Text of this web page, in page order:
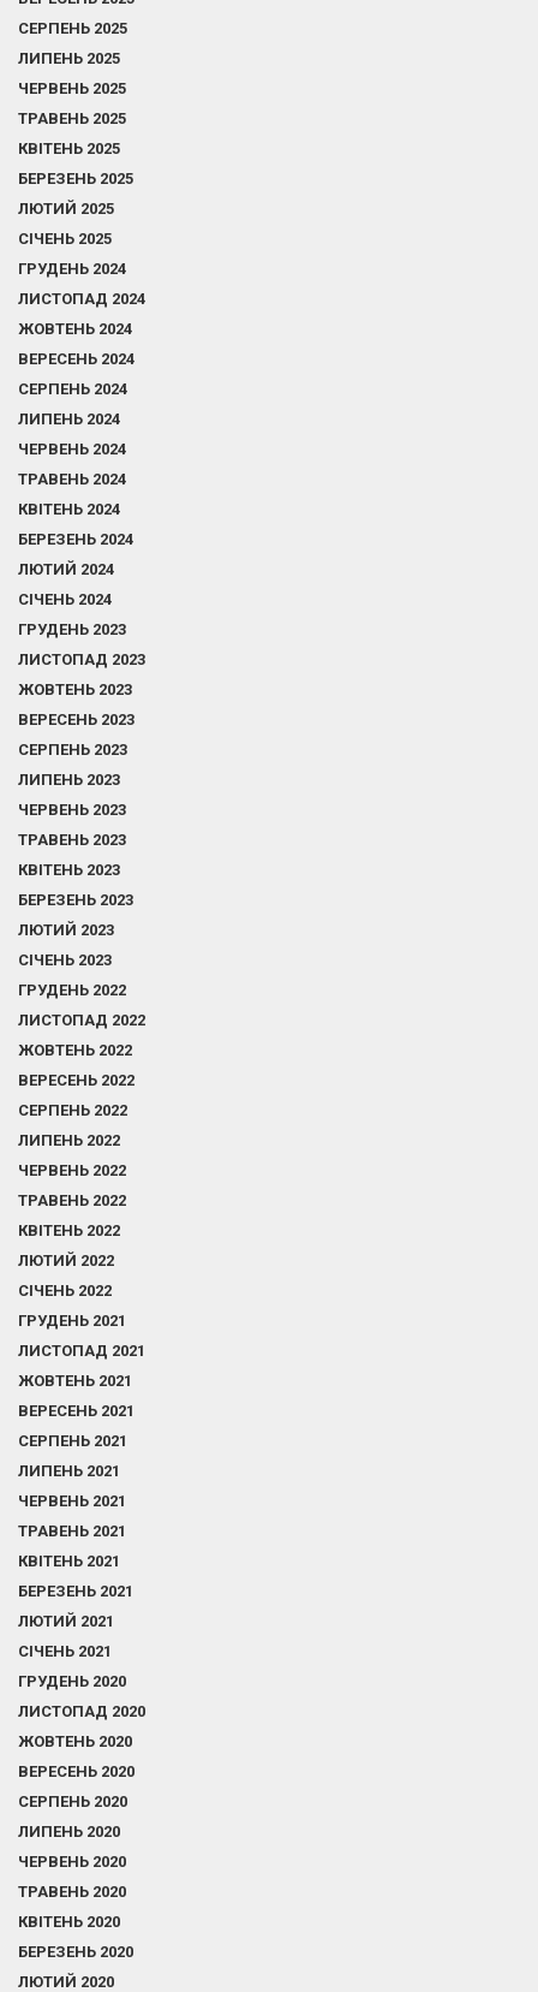
СЕРПЕНЬ 2025
ЛИПЕНЬ 2025
ЧЕРВЕНЬ 2025
ТРАВЕНЬ 2025
КВІТЕНЬ 2025
БЕРЕЗЕНЬ 2025
ЛЮТИЙ 2025
СІЧЕНЬ 2025
ГРУДЕНЬ 2024
ЛИСТОПАД 2024
ЖОВТЕНЬ 2024
ВЕРЕСЕНЬ 2024
СЕРПЕНЬ 2024
ЛИПЕНЬ 2024
ЧЕРВЕНЬ 2024
ТРАВЕНЬ 2024
КВІТЕНЬ 2024
БЕРЕЗЕНЬ 2024
ЛЮТИЙ 2024
СІЧЕНЬ 2024
ГРУДЕНЬ 2023
ЛИСТОПАД 2023
ЖОВТЕНЬ 2023
ВЕРЕСЕНЬ 2023
СЕРПЕНЬ 2023
ЛИПЕНЬ 2023
ЧЕРВЕНЬ 2023
ТРАВЕНЬ 2023
КВІТЕНЬ 2023
БЕРЕЗЕНЬ 2023
ЛЮТИЙ 2023
СІЧЕНЬ 2023
ГРУДЕНЬ 2022
ЛИСТОПАД 2022
ЖОВТЕНЬ 2022
ВЕРЕСЕНЬ 2022
СЕРПЕНЬ 2022
ЛИПЕНЬ 2022
ЧЕРВЕНЬ 2022
ТРАВЕНЬ 2022
КВІТЕНЬ 2022
ЛЮТИЙ 2022
СІЧЕНЬ 2022
ГРУДЕНЬ 2021
ЛИСТОПАД 2021
ЖОВТЕНЬ 2021
ВЕРЕСЕНЬ 2021
СЕРПЕНЬ 2021
ЛИПЕНЬ 2021
ЧЕРВЕНЬ 2021
ТРАВЕНЬ 2021
КВІТЕНЬ 2021
БЕРЕЗЕНЬ 2021
ЛЮТИЙ 2021
СІЧЕНЬ 2021
ГРУДЕНЬ 2020
ЛИСТОПАД 2020
ЖОВТЕНЬ 2020
ВЕРЕСЕНЬ 2020
СЕРПЕНЬ 2020
ЛИПЕНЬ 2020
ЧЕРВЕНЬ 2020
ТРАВЕНЬ 2020
КВІТЕНЬ 2020
БЕРЕЗЕНЬ 2020
ЛЮТИЙ 2020